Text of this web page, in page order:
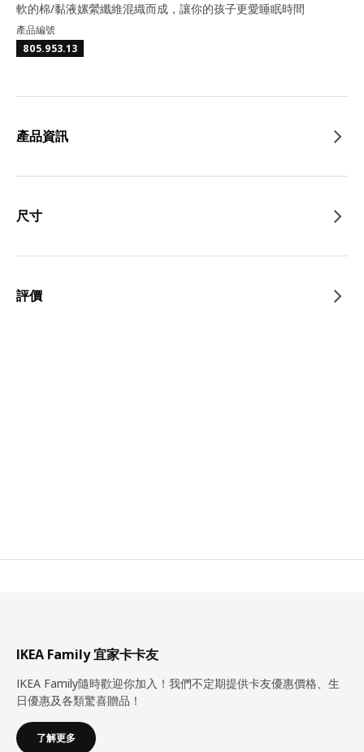
軟的棉/黏液嫘縈纖維混織而成，讓你的孩子更愛睡眠時間
產品編號
805.953.13
產品資訊
尺寸
評價
IKEA Family 宜家卡卡友
IKEA Family隨時歡迎你加入！我們不定期提供卡友優惠價格、生
日優惠及各類驚喜贈品！
了解更多